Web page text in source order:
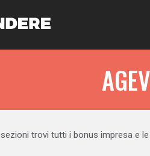
trovi tutti i bonus impresa e